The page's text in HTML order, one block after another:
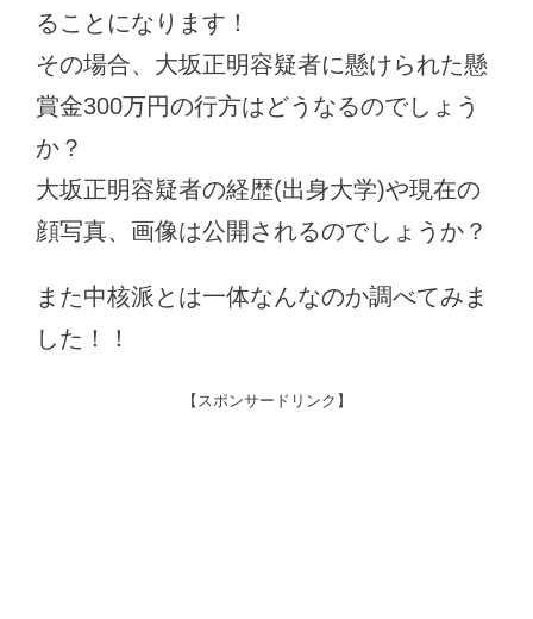
ることになります！
その場合、大坂正明容疑者に懸けられた懸
賞金300万円の行方はどうなるのでしょう
か？
大坂正明容疑者の経歴(出身大学)や現在の
顔写真、画像は公開されるのでしょうか？
また中核派とは一体なんなのか調べてみま
した！！
【スポンサードリンク】